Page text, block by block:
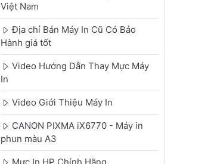
Việt Nam
Địa chỉ Bán Máy In Cũ Có Bảo
Hành giá tốt
Video Hướng Dẫn Thay Mực Máy
In
Video Giới Thiệu Máy In
CANON PIXMA iX6770 - Máy in
phun màu A3